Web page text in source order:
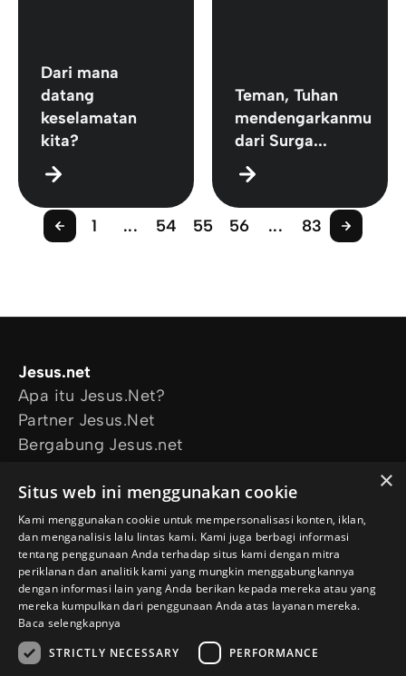
Dari mana
datang
keselamatan
kita?
Teman, Tuhan
mendengarkanmu
dari Surga...
1 ... 54 55 56 ... 83
Jesus.net
Apa itu Jesus.Net?
Partner Jesus.Net
Bergabung Jesus.net
Artikel
Video
Proyek kami
Aku mau didoakan
Aku punya pertanyaan
Ikuti kami
×
Situs web ini menggunakan cookie
Kami menggunakan cookie untuk mempersonalisasi konten, iklan,
dan menganalisis lalu lintas kami. Kami juga berbagi informasi
tentang penggunaan Anda terhadap situs kami dengan mitra
periklanan dan analitik kami yang mungkin menggabungkannya
dengan informasi lain yang Anda berikan kepada mereka atau yang
mereka kumpulkan dari penggunaan Anda atas layanan mereka.
Baca selengkapnya
STRICTLY NECESSARY
PERFORMANCE